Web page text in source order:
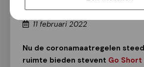
Van onze redactie
11 februari 2022
Nu de coronamaatregelen
ruimte bieden stevent Go Short